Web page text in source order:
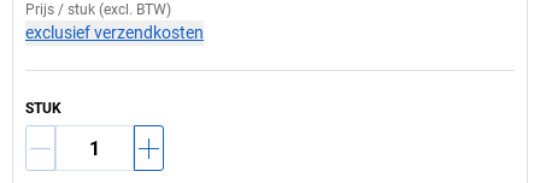
Prijs / stuk (excl. BTW)
exclusief verzendkosten
STUK